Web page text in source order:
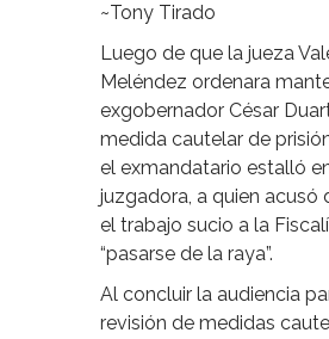
~Tony Tirado
Luego de que la jueza
Meléndez ordenara
exgobernador César
medida cautelar de
el exmandatario estalló
juzgadora, a quien acusó
el trabajo sucio a la
“pasarse de la raya”.
Al concluir la audiencia
revisión de medidas